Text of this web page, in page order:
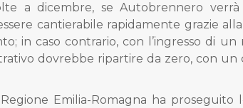
a dicembre, se Autobrennero verrà
cantierabile rapidamente grazie
in caso contrario, con l’ingresso di
dovrebbe ripartire da zero, con
Emilia-Romagna ha